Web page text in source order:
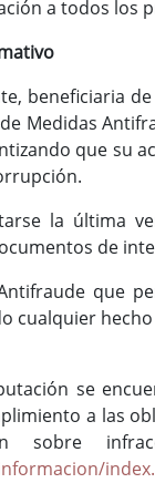
a todos
beneficiaria
Medidas
que su
la última
de
que
cualquier
se
a las
sobre